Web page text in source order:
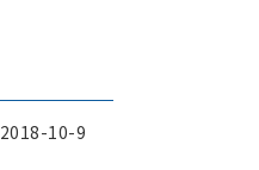
2018-10-9